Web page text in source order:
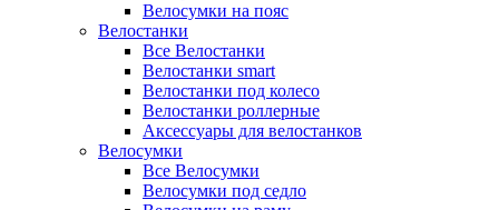
Велосумки на пояс
Велостанки
Все Велостанки
Велостанки smart
Велостанки под колесо
Велостанки роллерные
Аксессуары для велостанков
Велосумки
Все Велосумки
Велосумки под седло